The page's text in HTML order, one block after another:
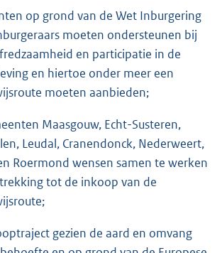
op grond van de Wet Inburgering
moeten ondersteunen bij
en participatie in de
en hiertoe onder meer een
moeten aanbieden;
Maasgouw, Echt-Susteren,
Leudal, Cranendonck, Nederweert,
Roermond wensen samen te werken
tot de inkoop van de
gezien de aard en omvang